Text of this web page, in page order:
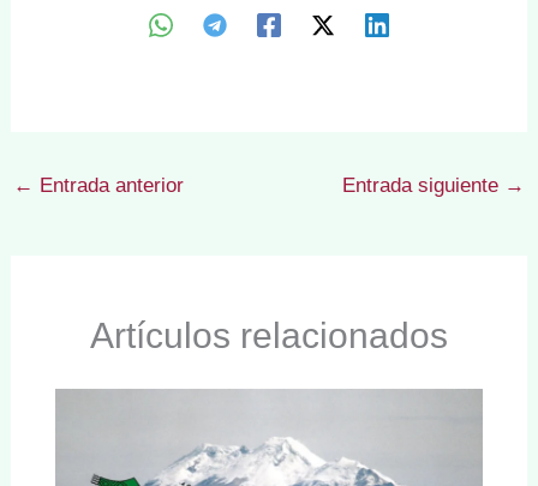
← Entrada anterior Entrada siguiente →
Artículos relacionados